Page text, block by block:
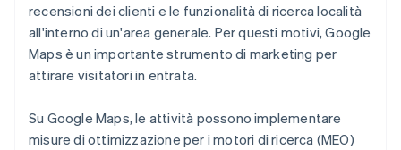
recensioni dei clienti e le funzionalità di ricerca località
all'interno di un'area generale. Per questi motivi, Google
Maps è un importante strumento di marketing per
attirare visitatori in entrata.
Su Google Maps, le attività possono implementare
misure di ottimizzazione per i motori di ricerca (MEO)